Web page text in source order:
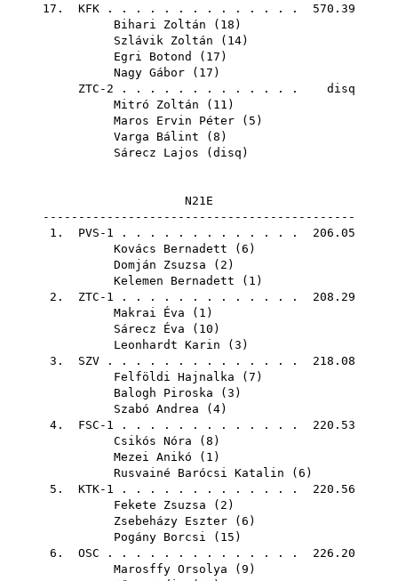
17. KFK . . . . . . . . . . . . . . 570.39
Bihari Zoltán ( 18 )
Szlávik Zoltán ( 14)
Egri Botond
( 17 )
Nagy Gábor ( 17 )
ZTC-2 . . . . . . . . . . . . . disq
Mitró Zoltán ( 11 )
Maros Ervin Péter ( 5 )
Varga Bálint ( 8 )
Sárecz Lajos ( disq )
N21E
--------------------------------------------
1. PVS-1 . . . . . . . . . . . . . 206.05
Kovács Bernadett ( 6 )
Domján Zsuzsa ( 2 )
Kelemen Bernadett ( 1 )
2. ZTC-1 . . . . . . . . . . . . . 208.29
Makrai Éva ( 1 )
Sárecz Éva ( 10 )
Leonhardt Karin ( 3 )
3. SZV . . . . . . . . . . . . . . 218.08
Felföldi Hajnalka ( 7 )
Balogh Piroska ( 3 )
Szabó Andrea ( 4)
4. FSC-1 . . . . . . . . . . . . . 220.53
Csikós Nóra ( 8 )
Mezei Anikó ( 1 )
Rusvainé Barócsi Katalin ( 6 )
5. KTK-1 . . . . . . . . . . . . . 220.56
Fekete Zsuzsa ( 2 )
Zsebeházy Eszter ( 6 )
Pogány Borcsi ( 15 )
6. OSC . . . . . . . . . . . . . . 226.20
Marosffy Orsolya ( 9 )